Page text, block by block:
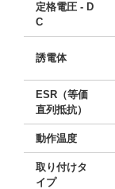
定格電圧 - D
C
誘電体
ESR（等価
直列抵抗）
動作温度
取り付けタ
イプ